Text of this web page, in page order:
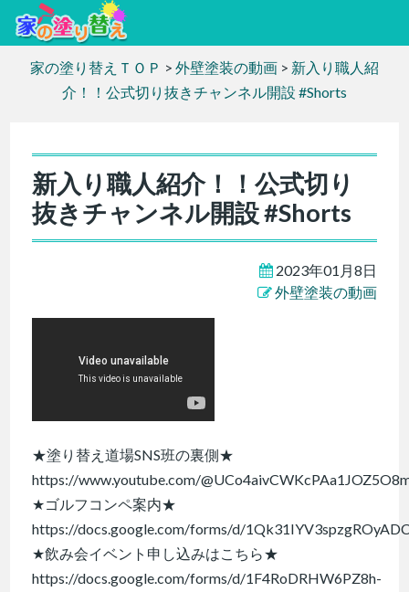
家の塗り替えＴＯＰ > 外壁塗装の動画 > 新入り職人紹
介！！公式切り抜きチャンネル開設 #Shorts
新入り職人紹介！！公式切り
抜きチャンネル開設 #Shorts
2023年01月8日
外壁塗装の動画
★塗り替え道場SNS班の裏側★
https://www.youtube.com/
★ゴルフコンペ案内★
https://docs.google.com/forms/d/
★飲み会イベント申し込みはこちら★
https://docs.google.com/forms/d/1F4RoDRHW6PZ8h-